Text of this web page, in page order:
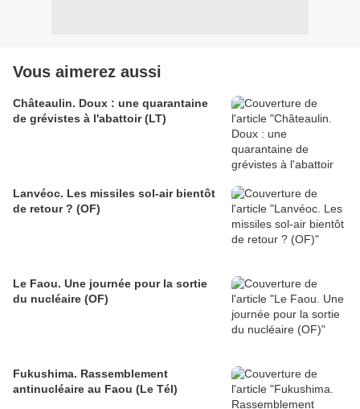
Vous aimerez aussi
Châteaulin. Doux : une quarantaine
de grévistes à l'abattoir (LT)
Lanvéoc. Les missiles sol-air bientôt
de retour ? (OF)
Le Faou. Une journée pour la sortie
du nucléaire (OF)
Fukushima. Rassemblement
antinucléaire au Faou (Le Tél)